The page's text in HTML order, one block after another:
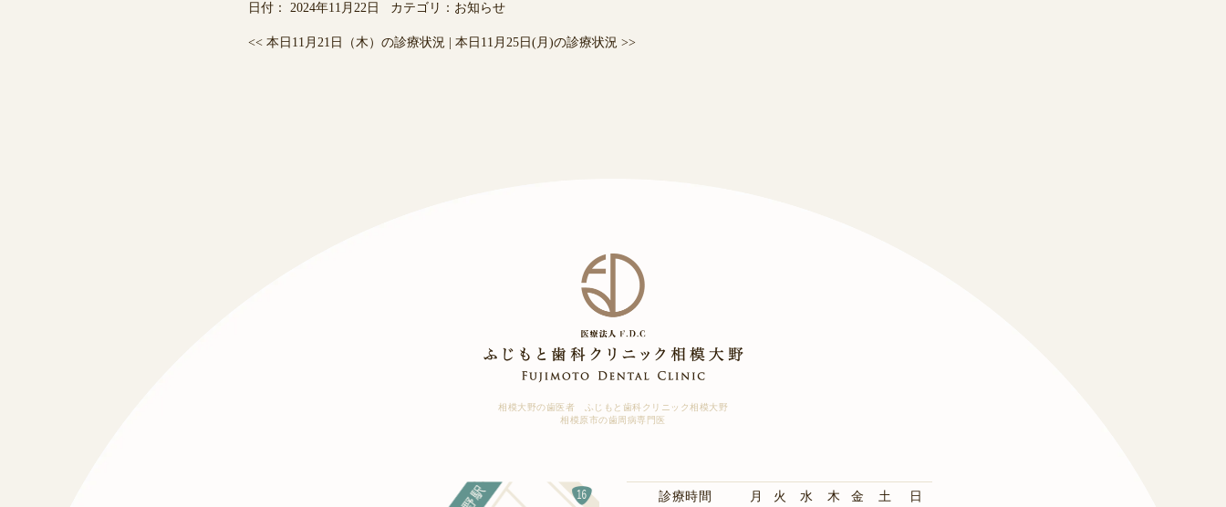
日付： 2024年11月22日 カテゴリ： お知らせ
<< 本日11月21日（木）の診療状況 本日11月25日(月)の診療状況 >>
相模大野の歯医者 ふじもと歯科クリニック相模大野
相模原市の歯周病専門医
診療時間 月 火 水 木 金 土 日